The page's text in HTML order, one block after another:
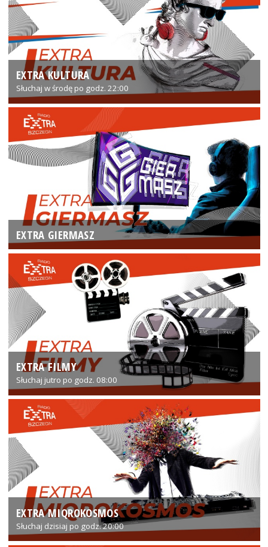
EXTRA KULTURA
Słuchaj w środę po godz. 22:00
EXTRA GIERMASZ
EXTRA FILMY
Słuchaj jutro po godz. 08:00
EXTRA MIQROKOSMOS
Słuchaj dzisiaj po godz. 20:00